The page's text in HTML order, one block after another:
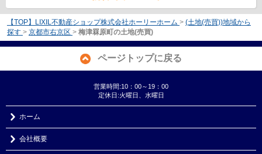
【TOP】LIXIL不動産ショップ株式会社ホーリーホーム > (土地(売買))地域から
探す > 京都市右京区 > 梅津罧原町の土地(売買)
ページトップに戻る
営業時間:10：00～19：00
定休日:火曜日、水曜日
ホーム
会社概要